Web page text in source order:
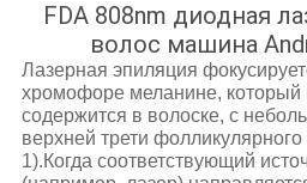
FDA 808nm диодная
волос машина
Лазерная эпиляция
хромофоре меланине, который
содержится в волоске, с
верхней трети фолликулярного
1).Когда соответствующий